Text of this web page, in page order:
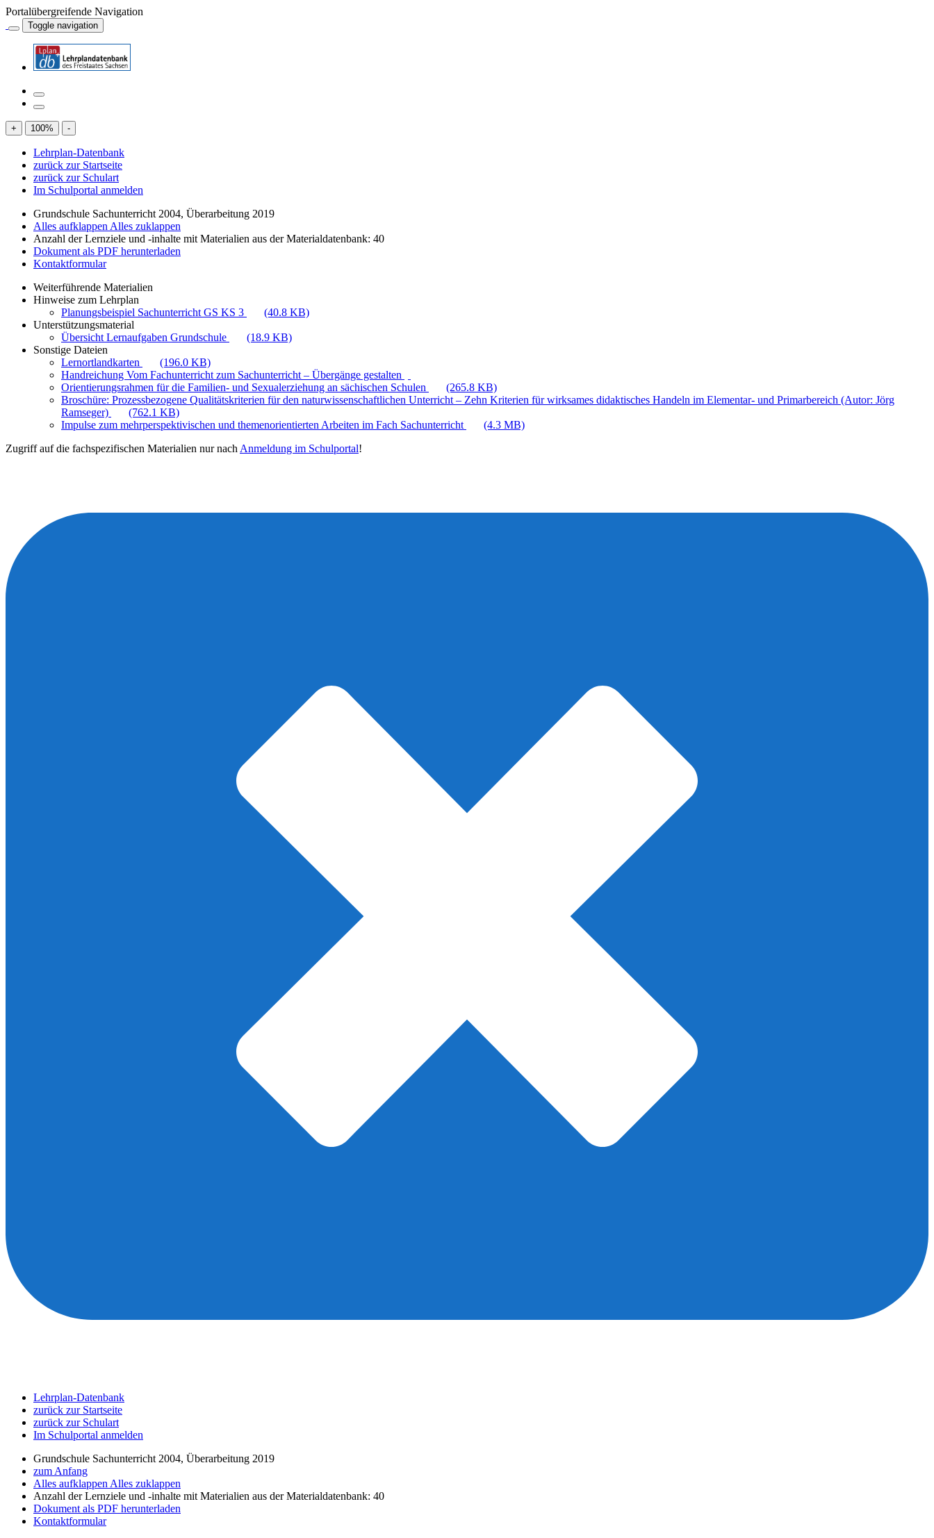
Portalübergreifende Navigation
Toggle navigation
+ 100% -
Lehrplan-Datenbank
zurück zur Startseite
zurück zur Schulart
Im Schulportal anmelden
Grundschule Sachunterricht 2004, Überarbeitung 2019
Alles aufklappen Alles zuklappen
Anzahl der Lernziele und -inhalte mit Materialien aus der Materialdatenbank: 40
Dokument als PDF herunterladen
Kontaktformular
Weiterführende Materialien
Hinweise zum Lehrplan
Planungsbeispiel Sachunterricht GS KS 3
(40.8 KB)
Unterstützungsmaterial
Übersicht Lernaufgaben Grundschule
(18.9 KB)
Sonstige Dateien
Lernortlandkarten
(196.0 KB)
Handreichung Vom Fachunterricht zum Sachunterricht – Übergänge gestalten
Orientierungsrahmen für die Familien- und Sexualerziehung an sächischen Schulen
(265.8 KB)
Broschüre: Prozessbezogene Qualitätskriterien für den naturwissenschaftlichen Unterricht – Zehn Kriterien für wirksames didaktisches Handeln im Elementar- und Primarbereich (Autor: Jörg
Ramseger)
(762.1 KB)
Impulse zum mehrperspektivischen und themenorientierten Arbeiten im Fach Sachunterricht
(4.3 MB)
Zugriff auf die fachspezifischen Materialien nur nach Anmeldung im Schulportal!
Lehrplan-Datenbank
zurück zur Startseite
zurück zur Schulart
Im Schulportal anmelden
Grundschule Sachunterricht 2004, Überarbeitung 2019
zum Anfang
Alles aufklappen Alles zuklappen
Anzahl der Lernziele und -inhalte mit Materialien aus der Materialdatenbank: 40
Dokument als PDF herunterladen
Kontaktformular